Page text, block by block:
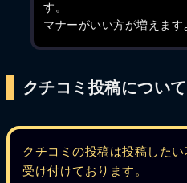
す。
マナーがいい方が増えます
クチコミ投稿について
クチコミの投稿は投稿した
受け付けております。